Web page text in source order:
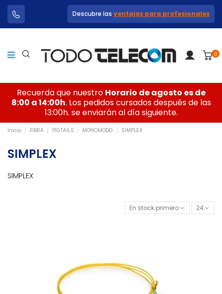
Descubre las ventajas para profesionales
0
Recuerda que nuestro Horario de agosto es de
8:00 a 14:00h. Los pedidos cursados después de las
13:00h. se enviarán al día siguiente.
Inicio FIBRA PIGTAILS MONOMODO SIMPLEX
SIMPLEX
SIMPLEX
En stock primero 24